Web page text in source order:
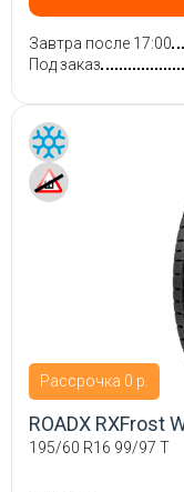
Завтра после 17:00
Под заказ
Рассрочка 0 р.
ROADX RXFrost
195/60 R16 99/97 T